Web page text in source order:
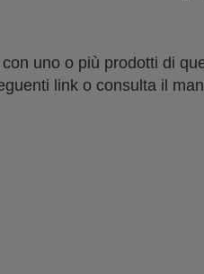
uno o più prodotti di
link o consulta il